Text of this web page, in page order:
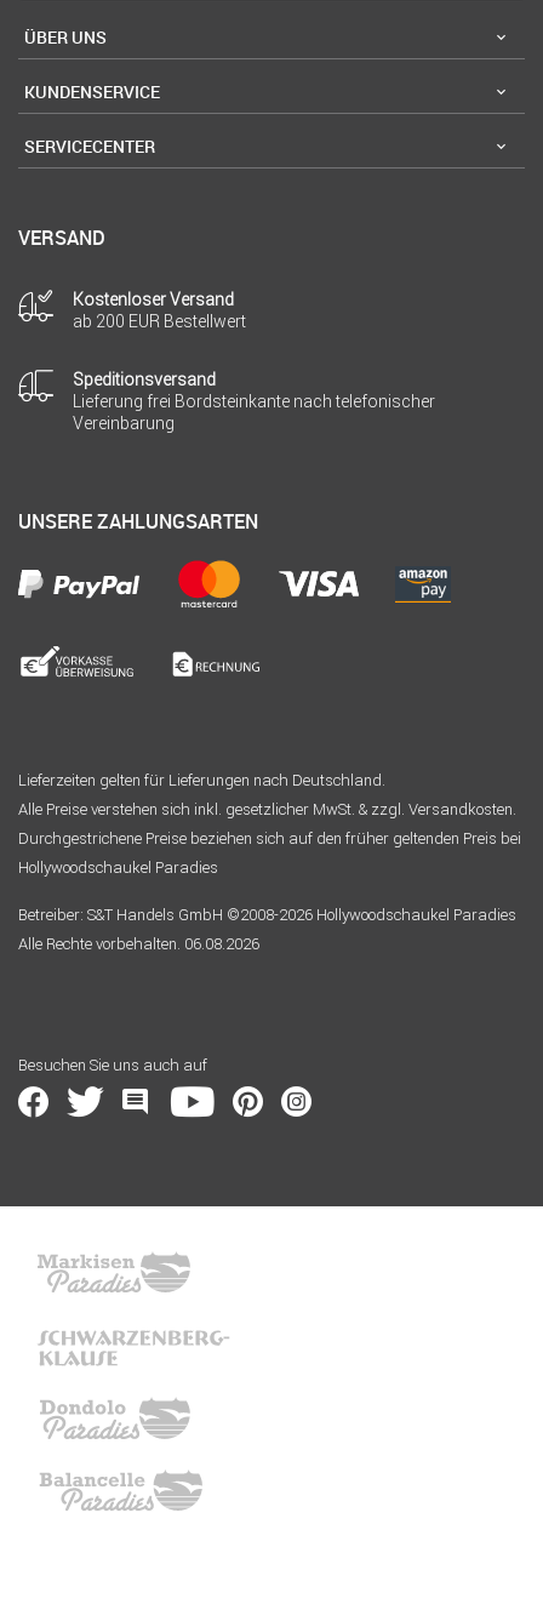
ÜBER UNS
KUNDENSERVICE
SERVICECENTER
VERSAND
Kostenloser Versand
ab 200 EUR Bestellwert
Speditionsversand
Lieferung frei Bordsteinkante nach telefonischer
Vereinbarung
UNSERE ZAHLUNGSARTEN
Lieferzeiten gelten für Lieferungen nach Deutschland.
Alle Preise verstehen sich inkl. gesetzlicher MwSt. & zzgl. Versandkosten.
Durchgestrichene Preise beziehen sich auf den früher geltenden Preis bei
Hollywoodschaukel Paradies
Betreiber: S&T Handels GmbH ©2008-2026 Hollywoodschaukel Paradies
Alle Rechte vorbehalten. 06.08.2026
Besuchen Sie uns auch auf